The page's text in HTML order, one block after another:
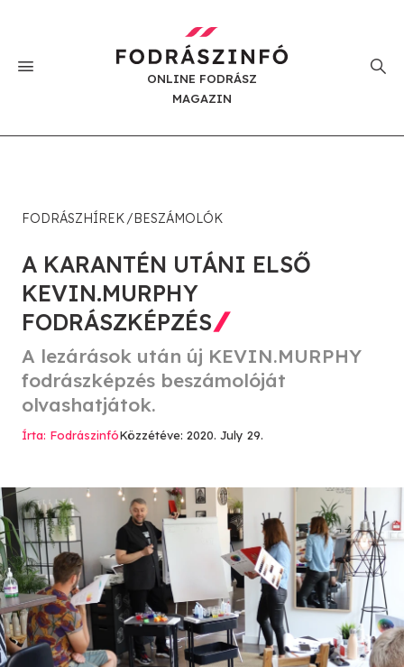
ONLINE FODRÁSZ
MAGAZIN
FODRÁSZHÍREK BESZÁMOLÓK
A KARANTÉN UTÁNI ELSŐ
KEVIN.MURPHY
FODRÁSZKÉPZÉS
A lezárások után új KEVIN.MURPHY
fodrászképzés beszámolóját
olvashatjátok.
Írta: FodrászinfóKözzétéve: 2020. July 29.